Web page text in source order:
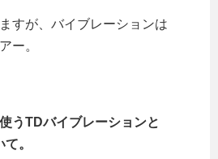
すが、バイブレーションは
ー。
うTDバイブレーションと
。